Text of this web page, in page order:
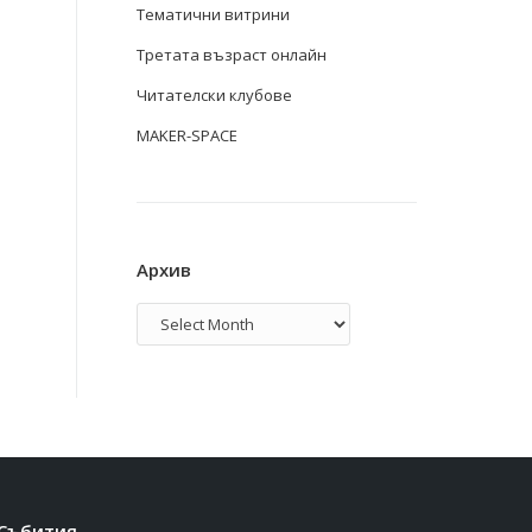
Тематични витрини
Третата възраст онлайн
Читателски клубове
MAKER-SPACE
Архив
Архив